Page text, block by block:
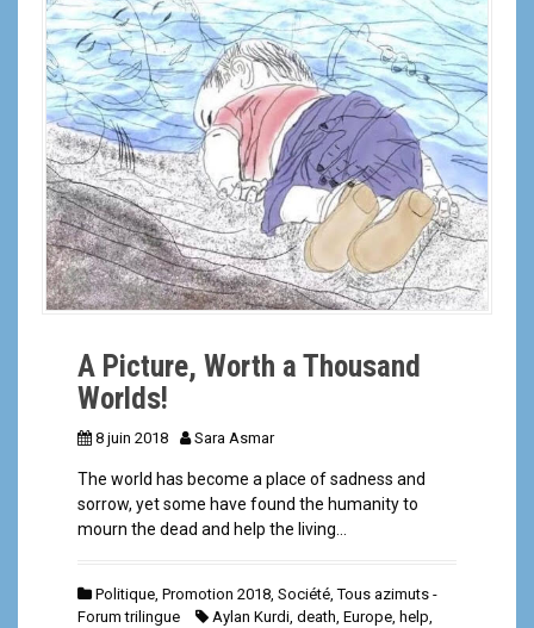
A Picture, Worth a Thousand
Worlds!
8 juin 2018 Sara Asmar
The world has become a place of sadness and
sorrow, yet some have found the humanity to
mourn the dead and help the living…
Politique Promotion 2018 Société ,Tous azimuts -
Forum trilingue
Aylan Kurdi death Europe help